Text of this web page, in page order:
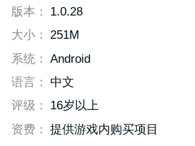
版本：
1.0.28
大小： 251M
系统： Android
语言：
中文
评级：
16岁以上
资费： 提供游戏内购买项目